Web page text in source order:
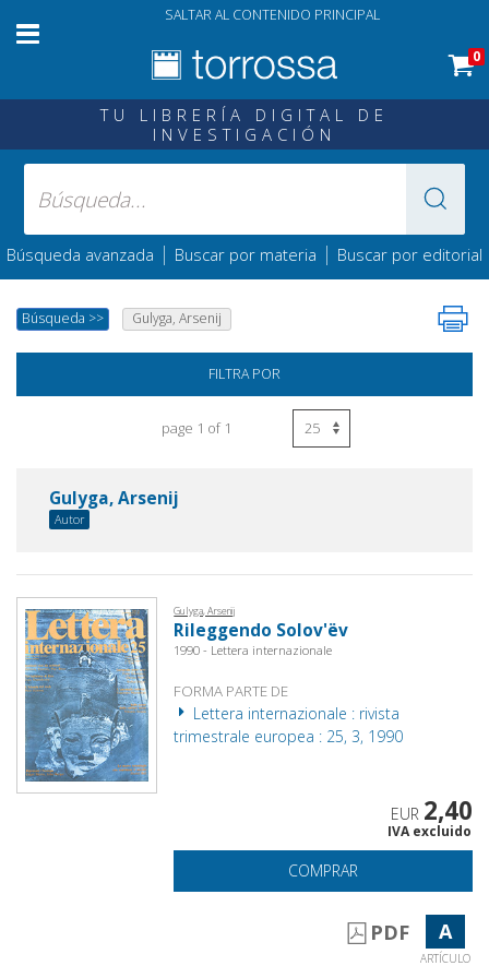
SALTAR AL CONTENIDO PRINCIPAL
0
TU LIBRERÍA DIGITAL DE
INVESTIGACIÓN
Búsqueda avanzada | Buscar por materia | Buscar por editorial
Búsqueda >> Gulyga, Arsenij
FILTRA POR
page 1 of 1
Gulyga, Arsenij
Autor
Gulyga, Arsenij
Rileggendo Solov'ëv
1990 - Lettera internazionale
FORMA PARTE DE
Lettera internazionale : rivista
trimestrale europea : 25, 3, 1990
EUR 2,40
IVA excluido
COMPRAR
PDF A
ARTÍCULO